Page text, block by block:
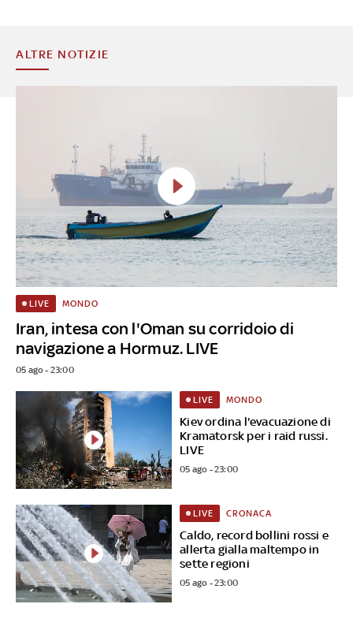
ALTRE NOTIZIE
Iran, intesa con l'Oman su corridoio di
navigazione a Hormuz. LIVE
LIVE MONDO
05 ago - 23:00
Kiev ordina l'evacuazione di
Kramatorsk per i raid russi.
LIVE
LIVE MONDO
05 ago - 23:00
Caldo, record bollini rossi e
allerta gialla maltempo in
sette regioni
LIVE CRONACA
05 ago - 23:00